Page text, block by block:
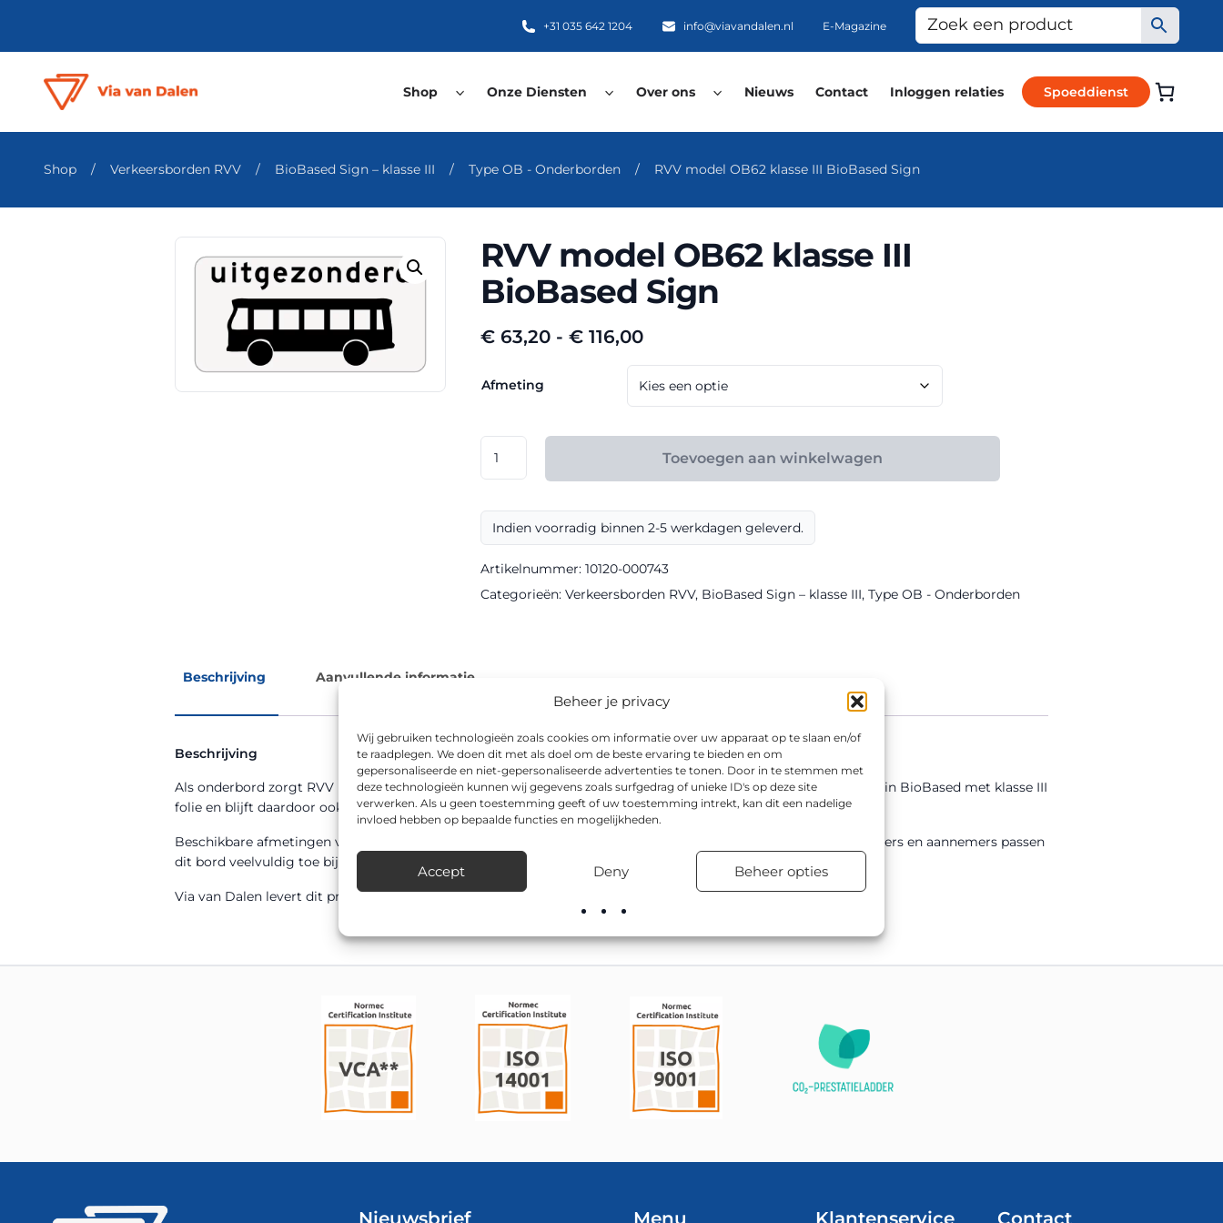
Beheer je privacy
Wij gebruiken technologieën zoals cookies om informatie over uw apparaat op te slaan en/of
te raadplegen. We doen dit met als doel om de beste ervaring te bieden en om
gepersonaliseerde en niet-gepersonaliseerde advertenties te tonen. Door in te stemmen met
deze technologieën kunnen wij gegevens zoals surfgedrag of unieke ID's op deze site
verwerken. Als u geen toestemming geeft of uw toestemming intrekt, kan dit een nadelige
invloed hebben op bepaalde functies en mogelijkheden.
Accept Deny Beheer opties
+31 035 642 1204 info@viavandalen.nl E-Magazine
Shop Onze Diensten Over ons Nieuws Contact Inloggen relaties Spoeddienst
Shop / Verkeersborden RVV / BioBased Sign – klasse III / Type OB - Onderborden / RVV model OB62 klasse III BioBased Sign
RVV model OB62 klasse III
BioBased Sign
€ 63,20 - € 116,00Prijsklasse:
€ 63,20
tot
€ 116,00
Afmeting
model
klasse
Sign
aantal
Toevoegen aan winkelwagen
Indien voorradig binnen 2-5 werkdagen geleverd.
Artikelnummer: 10120-000743
Categorieën: Verkeersborden RVV, BioBased Sign – klasse III, Type OB - Onderborden
Beschrijving Aanvullende informatie
Beschrijving
Als onderbord zorgt RVV model OB62 voor heldere communicatie naar weggebruikers. Het bord is uitgevoerd in BioBased met klasse III
folie en blijft daardoor ook ’s avonds goed afleesbaar.
Beschikbare afmetingen voor dit model zijn onder andere 600x300mm, 800x400mm. Gemeenten, wegbeheerders en aannemers passen
dit bord veelvuldig toe bij zowel permanente als tijdelijke verkeerssituaties.
Via van Dalen levert dit product direct uit voorraad en verzorgt desgewenst ook de montage en plaatsing.
Nieuwsbrief Menu Klantenservice Contact